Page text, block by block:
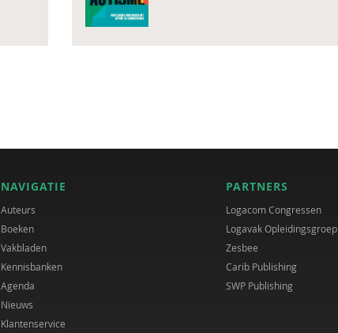
NAVIGATIE
Auteurs
Boeken
Vakbladen
Kennisbanken
Agenda
Nieuws
Klantenservice
PARTNERS
Logacom Congressen
Logavak Opleidingsgroep
Zesbee
Carib Publishing
SWP Publishing